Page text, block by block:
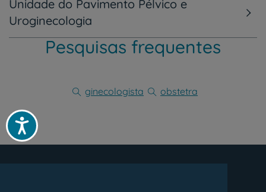
Acessibilidade
Unidade do Pavimento Pélvico e
Uroginecologia
Pesquisas frequentes
ginecologista obstetra